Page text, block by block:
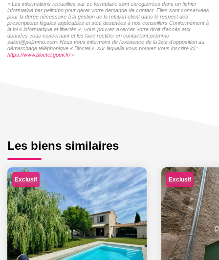
« Les informations recueillies sur ce formulaire sont enregistrées dans un fichier
informatisé par pelimmo pour gérer votre demande de contact. Elles sont conservées
pour la durée nécessaire à la gestion de la relation client dans le respect des
prescriptions légales applicables et sont destinées à nos conseillers Conformément à
la loi « informatique et libertés », vous pouvez exercer votre droit d'accès aux
données vous concernant et les faire rectifier en contactant pelimmo
salon@pelimmo.com. Nous vous informons de l'existence de la liste d'opposition au
démarchage téléphonique « Bloctel », sur laquelle vous pouvez vous inscrire ici :
https://www.bloctel.gouv.fr/»
Les biens similaires
Exclusif Exclusif